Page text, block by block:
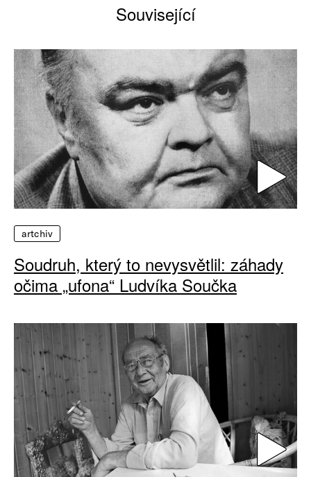
Související
artchiv
Soudruh, který to nevysvětlil: záhady
očima „ufona“ Ludvíka Součka